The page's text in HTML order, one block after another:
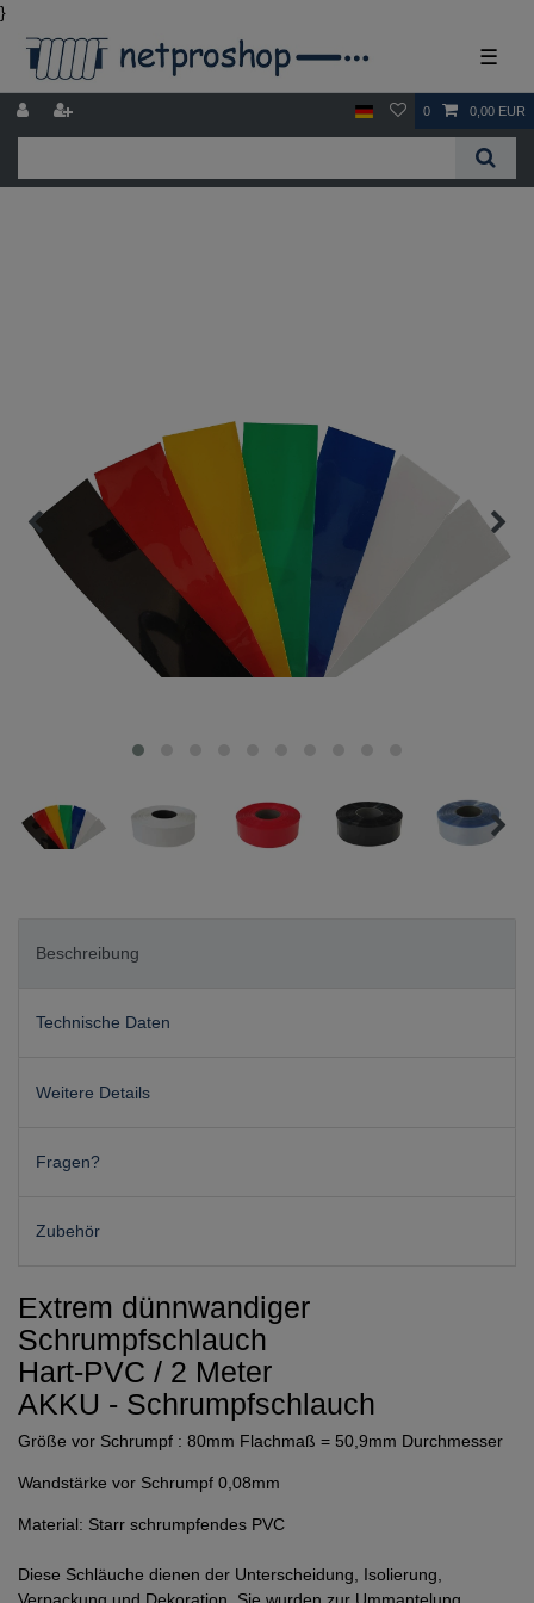
}
☰
0 0,00 EUR
Beschreibung
Technische Daten
Weitere Details
Fragen?
Zubehör
Extrem dünnwandiger
Schrumpfschlauch
Hart-PVC / 2 Meter
AKKU - Schrumpfschlauch
Größe vor Schrumpf : 80mm Flachmaß = 50,9mm Durchmesser
Wandstärke vor Schrumpf 0,08mm
Material: Starr schrumpfendes PVC
Diese Schläuche dienen der Unterscheidung, Isolierung,